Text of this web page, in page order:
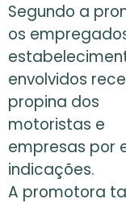
Segundo a
os
envolvidos
propina dos
motoristas e
empresas por
indicações.
A promotora